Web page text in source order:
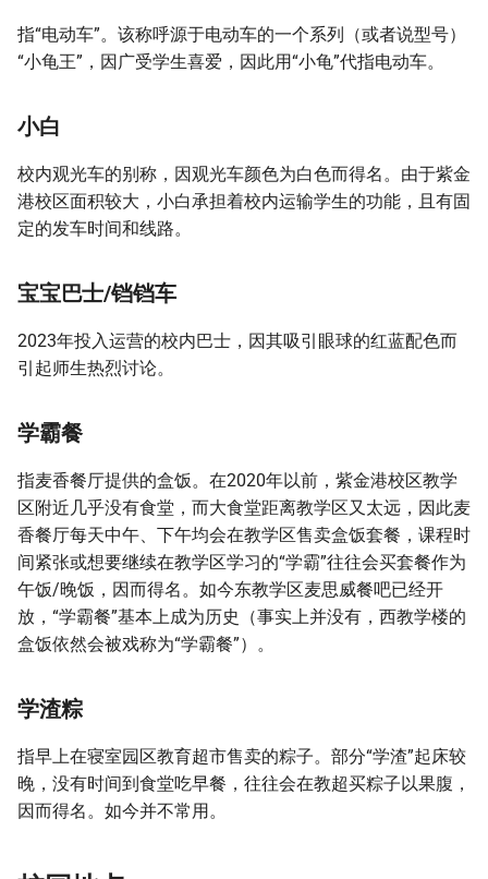
指“电动车”。该称呼源于电动车的一个系列（或者说型号）
“小龟王”，因广受学生喜爱，因此用“小龟”代指电动车。
小白
校内观光车的别称，因观光车颜色为白色而得名。由于紫金
港校区面积较大，小白承担着校内运输学生的功能，且有固
定的发车时间和线路。
宝宝巴士/铛铛车
2023年投入运营的校内巴士，因其吸引眼球的红蓝配色而
引起师生热烈讨论。
学霸餐
指麦香餐厅提供的盒饭。在2020年以前，紫金港校区教学
区附近几乎没有食堂，而大食堂距离教学区又太远，因此麦
香餐厅每天中午、下午均会在教学区售卖盒饭套餐，课程时
间紧张或想要继续在教学区学习的“学霸”往往会买套餐作为
午饭/晚饭，因而得名。如今东教学区麦思威餐吧已经开
放，“学霸餐”基本上成为历史（事实上并没有，西教学楼的
盒饭依然会被戏称为“学霸餐”）。
学渣粽
指早上在寝室园区教育超市售卖的粽子。部分“学渣”起床较
晚，没有时间到食堂吃早餐，往往会在教超买粽子以果腹，
因而得名。如今并不常用。